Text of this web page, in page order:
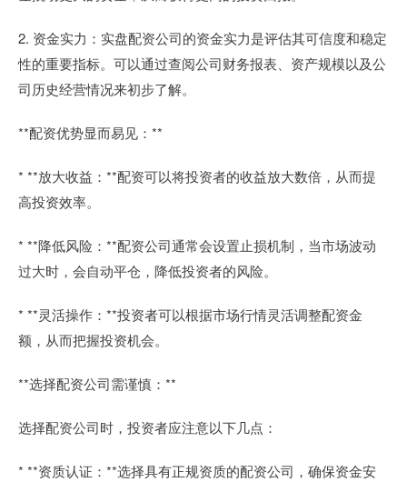
2. 资金实力：实盘配资公司的资金实力是评估其可信度和稳定
性的重要指标。可以通过查阅公司财务报表、资产规模以及公
司历史经营情况来初步了解。
**配资优势显而易见：**
* **放大收益：**配资可以将投资者的收益放大数倍，从而提
高投资效率。
* **降低风险：**配资公司通常会设置止损机制，当市场波动
过大时，会自动平仓，降低投资者的风险。
* **灵活操作：**投资者可以根据市场行情灵活调整配资金
额，从而把握投资机会。
**选择配资公司需谨慎：**
选择配资公司时，投资者应注意以下几点：
* **资质认证：**选择具有正规资质的配资公司，确保资金安